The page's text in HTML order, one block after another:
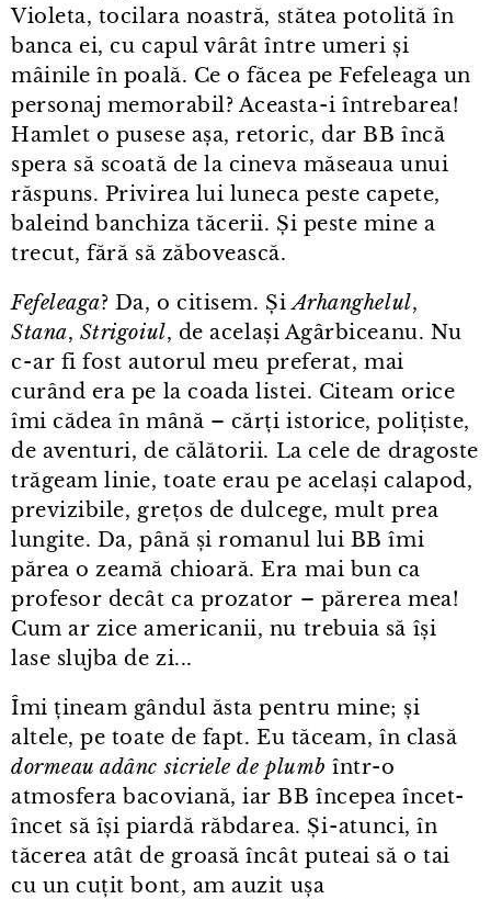
Violeta, tocilara noastră, stătea potolită în
banca ei, cu capul vârât între umeri și
mâinile în poală. Ce o făcea pe Fefeleaga un
personaj memorabil? Aceasta⁠-⁠i întrebarea!
Hamlet o pusese așa, retoric, dar BB încă
spera să scoată de la cineva măseaua unui
răspuns. Privirea lui luneca peste capete,
baleind banchiza tăcerii. Și peste mine a
trecut, fără să zăbovească.
Fefeleaga? Da, o citisem. ȘiArhanghelul,
Stana, Strigoiul, de același Agârbiceanu. Nu
c⁠-⁠ar fi fost autorul meu preferat, mai
curând era pe la coada listei. Citeam orice
îmi cădea în mână – cărți istorice, polițiste,
de aventuri, de călătorii. La cele de dragoste
trăgeam linie, toate erau pe același calapod,
previzibile, grețos de dulcege, mult prea
lungite. Da, până și romanul lui BB îmi
părea o zeamă chioară. Era mai bun ca
profesor decât ca prozator – părerea mea!
Cum ar zice americanii, nu trebuia să își
lase slujba de zi...
Îmi țineam gândul ăsta pentru mine; și
altele, pe toate de fapt. Eu tăceam, în clasă
dormeau adânc sicriele de plumb într⁠-⁠o
atmosfera bacoviană, iar BB începea încet-
încet să își piardă răbdarea. Și⁠-⁠atunci, în
tăcerea atât de groasă încât puteai să o tai
cu un cuțit bont, am auzit ușa